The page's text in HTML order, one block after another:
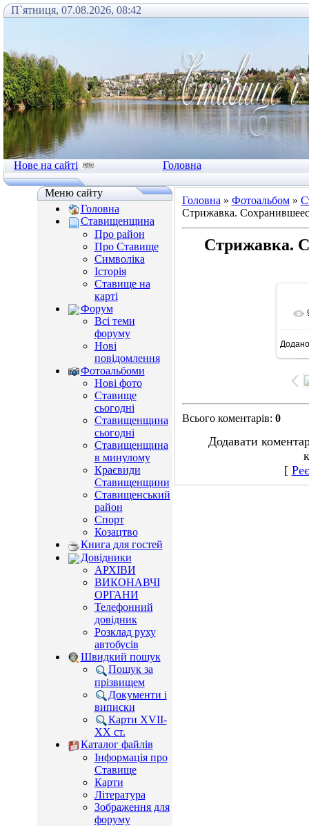
П`ятниця, 07.08.2026, 08:42
Нове на сайті Головна
Меню сайту
Головна
Ставищенщина
Про район
Про Ставище
Символіка
Історія
Ставище на
карті
Форум
Всі теми
форуму
Нові
повідомлення
Фотоальбоми
Нові фото
Ставище
сьогодні
Ставищенщина
сьогодні
Ставищенщина
в минулому
Краєвиди
Ставищенщини
Ставищенський
район
Спорт
Козацтво
Книга для гостей
Довідники
АРХІВИ
ВИКОНАВЧІ
ОРГАНИ
Телефонний
довідник
Розклад руху
автобусів
Швидкий пошук
Пошук за
прізвищем
Документи і
виписки
Карти XVII-
XX ст.
Каталог файлів
Інформація про
Ставище
Карти
Література
Зображення для
форуму
Головна » Фотоальбом»
Стрижавка.
Стрижавка.
Додано
Всього коментарів: 0
Додавати
[